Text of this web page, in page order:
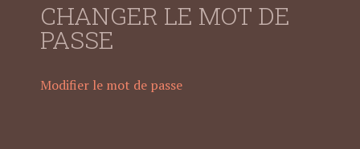
CHANGER LE MOT DE
PASSE
Modifier le mot de passe